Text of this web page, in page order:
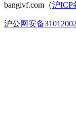
bangivf.com（沪ICP
沪公网安备